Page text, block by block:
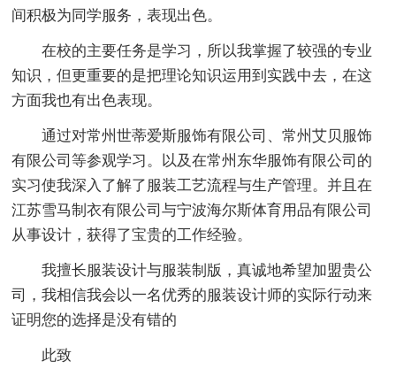
间积极为同学服务，表现出色。
在校的主要任务是学习，所以我掌握了较强的专业
知识，但更重要的是把理论知识运用到实践中去，在这
方面我也有出色表现。
通过对常州世蒂爱斯服饰有限公司、常州艾贝服饰
有限公司等参观学习。以及在常州东华服饰有限公司的
实习使我深入了解了服装工艺流程与生产管理。并且在
江苏雪马制衣有限公司与宁波海尔斯体育用品有限公司
从事设计，获得了宝贵的工作经验。
我擅长服装设计与服装制版，真诚地希望加盟贵公
司，我相信我会以一名优秀的服装设计师的实际行动来
证明您的选择是没有错的
此致